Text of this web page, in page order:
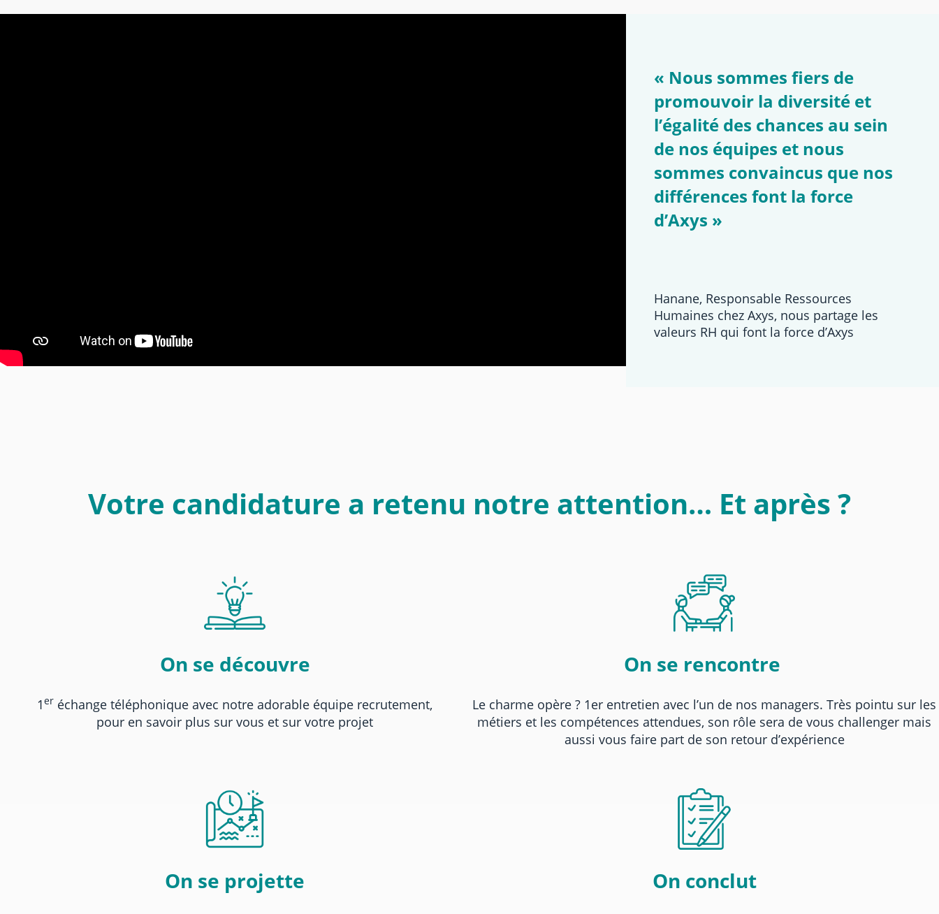
« Nous sommes fiers de
promouvoir la diversité et
l’égalité des chances au sein
de nos équipes et nous
sommes convaincus que nos
différences font la force
d’Axys »
Hanane, Responsable Ressources
Humaines chez Axys, nous partage les
valeurs RH qui font la force d’Axys
Votre candidature a retenu notre attention… Et après ?
On se découvre
1er échange téléphonique avec notre adorable équipe recrutement,
pour en savoir plus sur vous et sur votre projet
On se rencontre
Le charme opère ? 1er entretien avec l’un de nos managers. Très pointu sur les
métiers et les compétences attendues, son rôle sera de vous challenger mais
aussi vous faire part de son retour d’expérience
On se projette On conclut